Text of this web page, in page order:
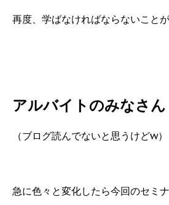
再度、学ばなければならないこと
アルバイトのみなさん
（ブログ読んでないと思うけどw）
急に色々と変化したら今回のセミ